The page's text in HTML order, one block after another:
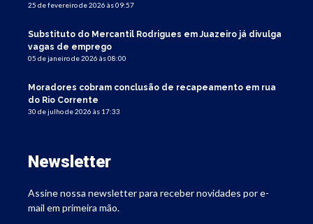
25 de fevereiro de 2026 às 09:57
Substituto do Mercantil Rodrigues em Juazeiro já divulga
vagas de emprego
05 de janeiro de 2026 às 08:00
Moradores cobram conclusão de recapeamento em rua
do Rio Corrente
30 de julho de 2026 às 17:33
Newsletter
Assine nossa newsletter para receber novidades por e-
mail em primeira mão.